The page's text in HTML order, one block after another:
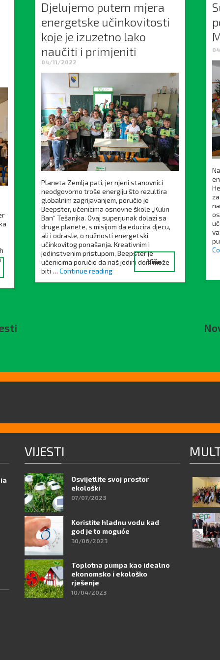
Djelujemo putem mjera
energetske učinkovitosti
koje je izuzetno lako
naučiti i primjeniti
04/11/2022
Planeta Zemlja pati, jer njeni stanovnici
neodgovorno troše energiju što rezultira
globalnim zagrijavanjem, poručio je
Beepster, učenicima osnovne škole „Kulin
Ban“ Tešanjka. Ovaj superjunak dolazi sa
druge planete, s misijom da educira djecu,
ali i odrasle, o nužnosti energetski
učinkovitog ponašanja. Kreativnim i
jedinstvenim pristupom, Beepster je
učenicima poručio da naš jedini dom može
biti …Continue reading
Više
VIJESTI
Osvijetlite svoj prostor
ekološki
07/07/2023
Koristite hladnu vodu kad
god je to moguće
30/06/2023
Toplotna pumpa kao idealno
ekonomsko i ekološko
rješenje
10/04/2023